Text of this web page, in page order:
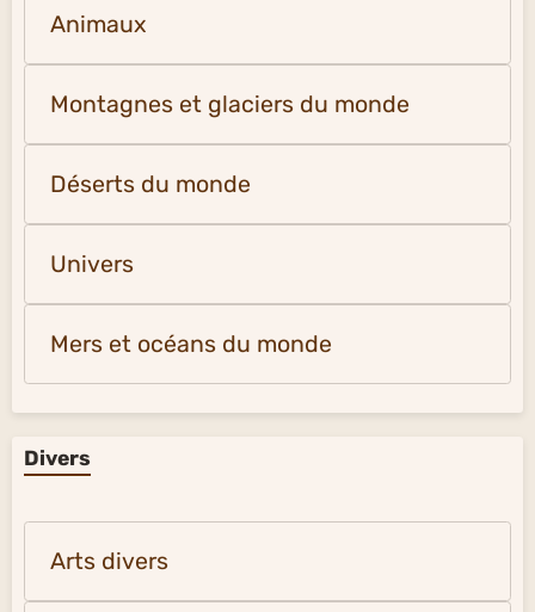
Animaux
Montagnes et glaciers du monde
Déserts du monde
Univers
Mers et océans du monde
Divers
Arts divers